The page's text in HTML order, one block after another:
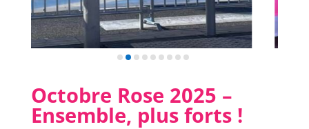
Octobre Rose 2025 –
Ensemble, plus forts !